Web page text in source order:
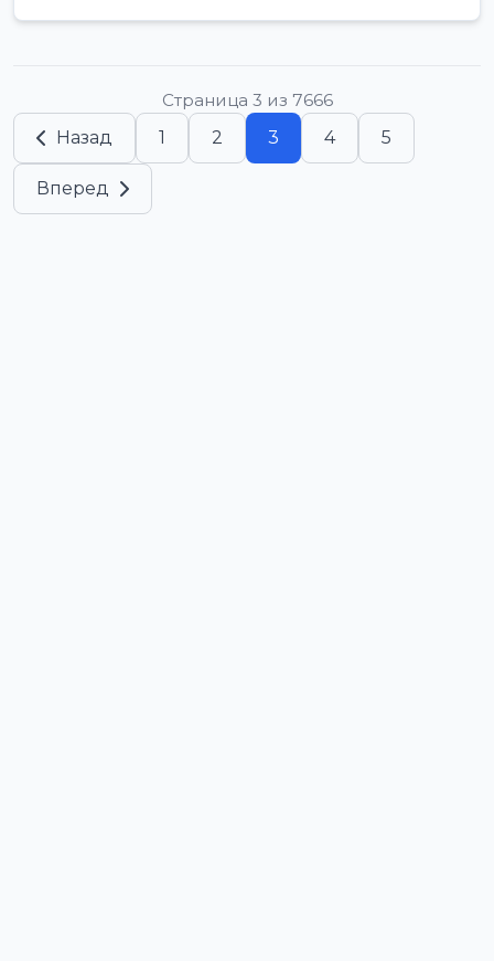
Страница 3 из 7666
Назад
1 2 3 4 5
Вперед